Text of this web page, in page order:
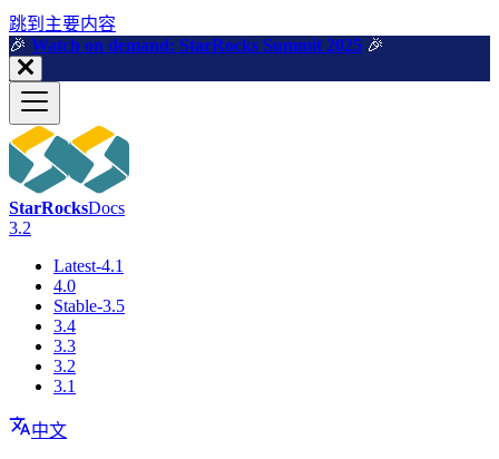
跳到主要内容
🎉️ Watch on demand: StarRocks Summit 2025 🎉️
StarRocksDocs
3.2
Latest-4.1
4.0
Stable-3.5
3.4
3.3
3.2
3.1
中文